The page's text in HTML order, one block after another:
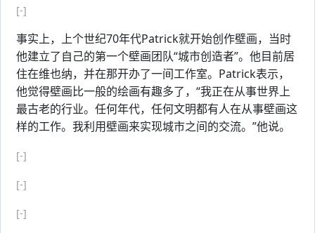
[-]
事实上，上个世纪70年代Patrick就开始创作壁画，当时
他建立了自己的第一个壁画团队“城市创造者”。他目前居
住在维也纳，并在那开办了一间工作室。Patrick表示，
他觉得壁画比一般的绘画有趣多了，“我正在从事世界上
最古老的行业。任何年代，任何文明都有人在从事壁画这
样的工作。我利用壁画来实现城市之间的交流。”他说。
[-]
[-]
[-]